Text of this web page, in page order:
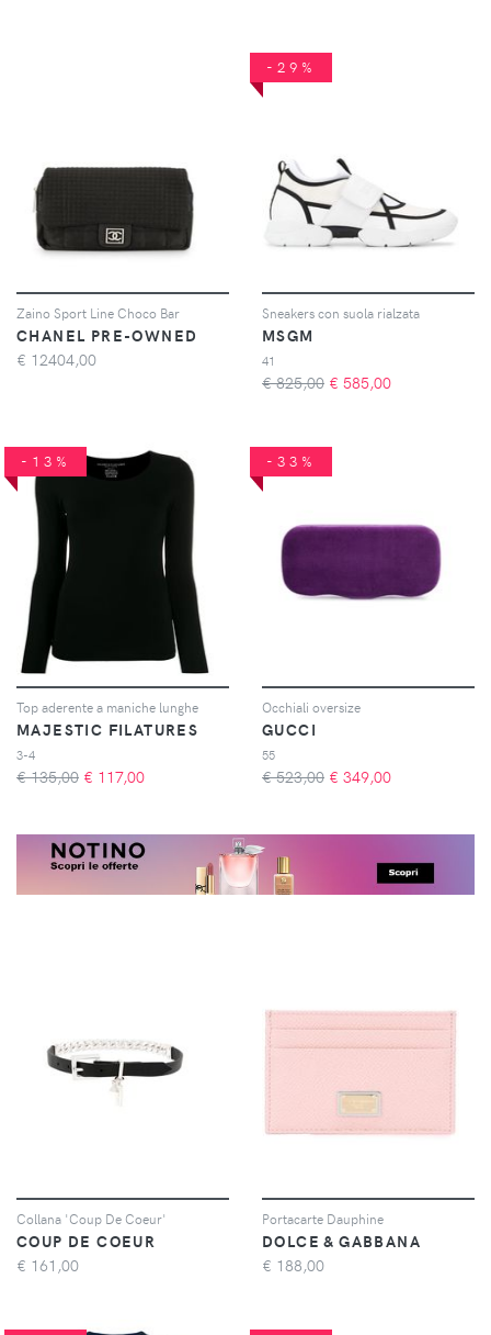
Zaino Sport Line Choco Bar
CHANEL PRE-OWNED
€ 12404,00
-29%
Sneakers con suola rialzata
MSGM
41
€ 825,00 € 585,00
-13%
Top aderente a maniche lunghe
MAJESTIC FILATURES
3-4
€ 135,00 € 117,00
-33%
Occhiali oversize
GUCCI
55
€ 523,00 € 349,00
Collana 'Coup De Coeur'
COUP DE COEUR
€ 161,00
Portacarte Dauphine
DOLCE & GABBANA
€ 188,00